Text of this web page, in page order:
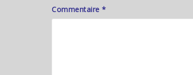
Commentaire *